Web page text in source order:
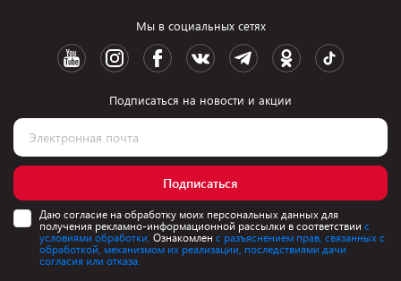
Мы в социальных сетях
Подписаться на новости и акции
Подписаться
Даю согласие на обработку моих персональных данных для
получения рекламно-информационной рассылки в соответствии с
условиями обработки. Ознакомлен с разъяснением прав, связанных с
обработкой, механизмом их реализации, последствиями дачи
согласия или отказа.